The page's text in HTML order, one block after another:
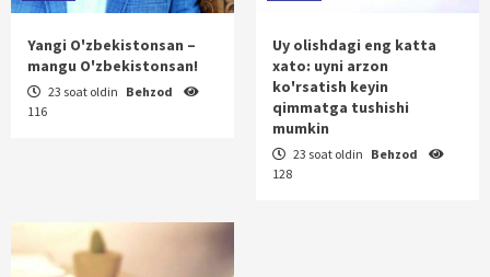
Yangi O'zbekistonsan –
mangu O'zbekistonsan!
23 soat oldin Behzod
116
Uy olishdagi eng katta
xato: uyni arzon
ko'rsatish keyin
qimmatga tushishi
mumkin
23 soat oldin Behzod
128